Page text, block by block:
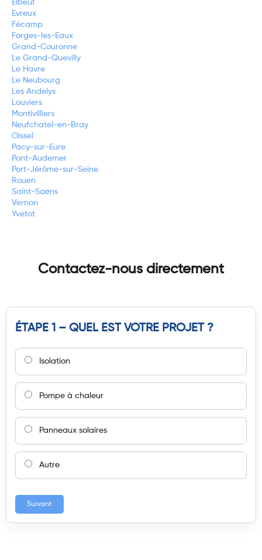
Elbeuf
Evreux
Fécamp
Forges-les-Eaux
Grand-Couronne
Le Grand-Quevilly
Le Havre
Le Neubourg
Les Andelys
Louviers
Montivilliers
Neufchatel-en-Bray
Oissel
Pacy-sur-Eure
Pont-Audemer
Port-Jérôme-sur-Seine
Rouen
Saint-Saëns
Vernon
Yvetot
Contactez-nous directement
ÉTAPE 1 – QUEL EST VOTRE PROJET ?
Isolation
Pompe à chaleur
Panneaux solaires
Autre
Suivant